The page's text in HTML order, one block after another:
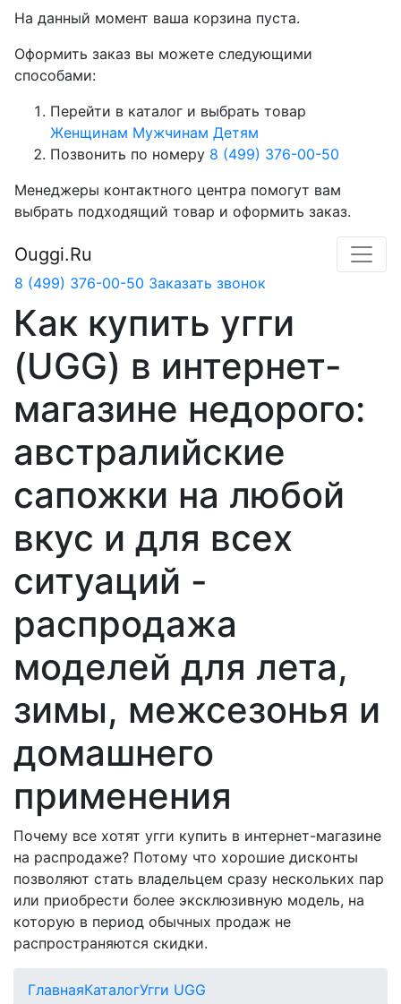
На данный момент ваша корзина пуста.
Оформить заказ вы можете следующими
способами:
Перейти в каталог и выбрать товар
Женщинам Мужчинам Детям
Позвонить по номеру 8 (499) 376-00-50
Менеджеры контактного центра помогут вам
выбрать подходящий товар и оформить заказ.
Ouggi.Ru
8 (499) 376-00-50 Заказать звонок
Как купить угги
(UGG) в интернет-
магазине недорого:
австралийские
сапожки на любой
вкус и для всех
ситуаций -
распродажа
моделей для лета,
зимы, межсезонья и
домашнего
применения
Почему все хотят угги купить в интернет-магазине
на распродаже? Потому что хорошие дисконты
позволяют стать владельцем сразу нескольких пар
или приобрести более эксклюзивную модель, на
которую в период обычных продаж не
распространяются скидки.
ГлавнаяКаталогУгги UGG